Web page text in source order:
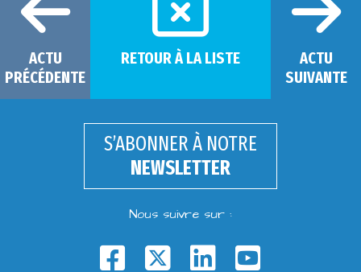
ACTU
PRÉCÉDENTE
RETOUR À LA LISTE
ACTU
SUIVANTE
S’ABONNER À NOTRE
NEWSLETTER
Nous suivre sur :